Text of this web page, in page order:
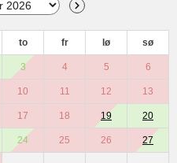
to fr lø sø
3 4 5 6
10 11 12 13
17 18 19 20
24 25 26 27